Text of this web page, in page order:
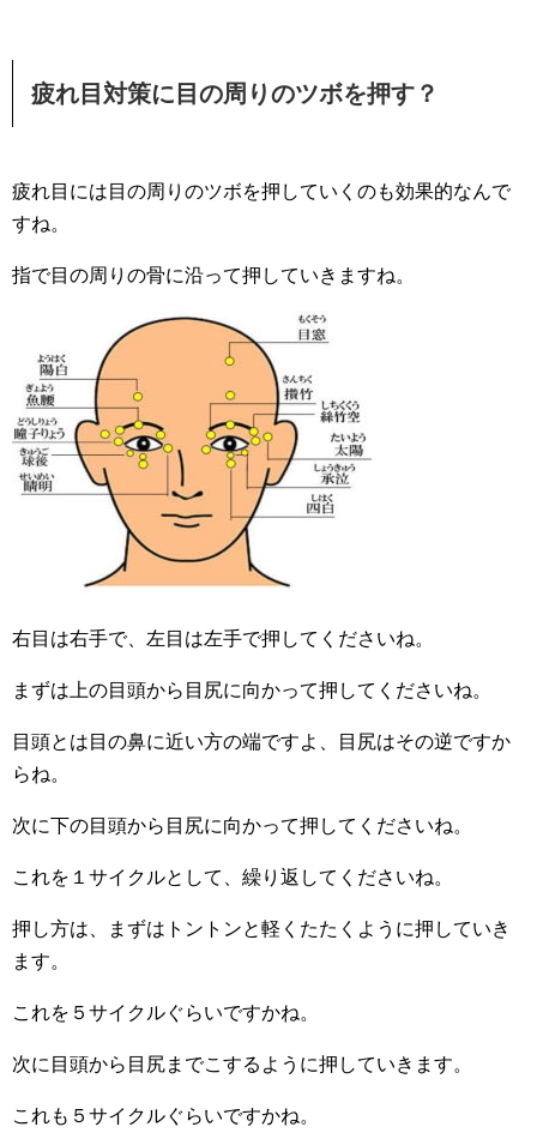
疲れ目対策に目の周りのツボを押す？
疲れ目には目の周りのツボを押していくのも効果的なんで
すね。
指で目の周りの骨に沿って押していきますね。
右目は右手で、左目は左手で押してくださいね。
まずは上の目頭から目尻に向かって押してくださいね。
目頭とは目の鼻に近い方の端ですよ、目尻はその逆ですか
らね。
次に下の目頭から目尻に向かって押してくださいね。
これを１サイクルとして、繰り返してくださいね。
押し方は、まずはトントンと軽くたたくように押していき
ます。
これを５サイクルぐらいですかね。
次に目頭から目尻までこするように押していきます。
これも５サイクルぐらいですかね。